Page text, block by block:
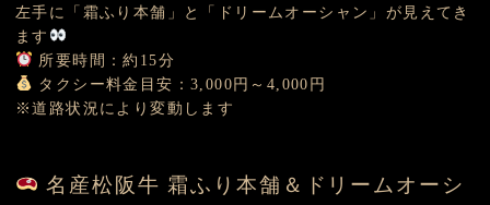
左手に「霜ふり本舗」と「ドリームオーシャン」が見えてき
ます
所要時間：約15分
タクシー料金目安：3,000円～4,000円
※道路状況により変動します
名産松阪牛 霜ふり本舗＆ドリームオーシ